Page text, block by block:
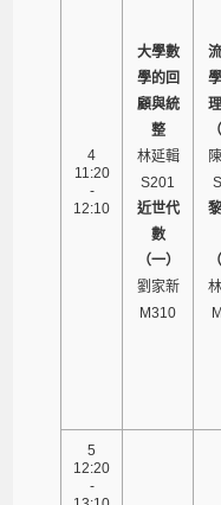
4
11:20
-
12:10
大學數
學的回
顧與統
整
林延輯
S201
近世代
數
（一）
劉家新
M310
5
12:20
-